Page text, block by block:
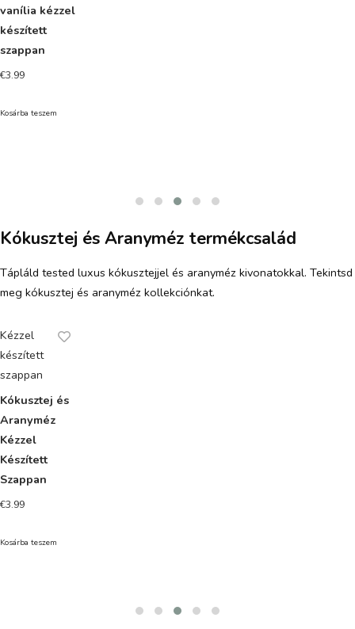
vanília kézzel
készített
szappan
€3.99
Kosárba teszem
Kókusztej és Aranyméz termékcsalád
Tápláld tested luxus kókusztejjel és aranyméz kivonatokkal. Tekintsd
meg kókusztej és aranyméz kollekciónkat.
Kézzel
készített
szappan
Kókusztej és
Aranyméz
Kézzel
Készített
Szappan
€3.99
Kosárba teszem